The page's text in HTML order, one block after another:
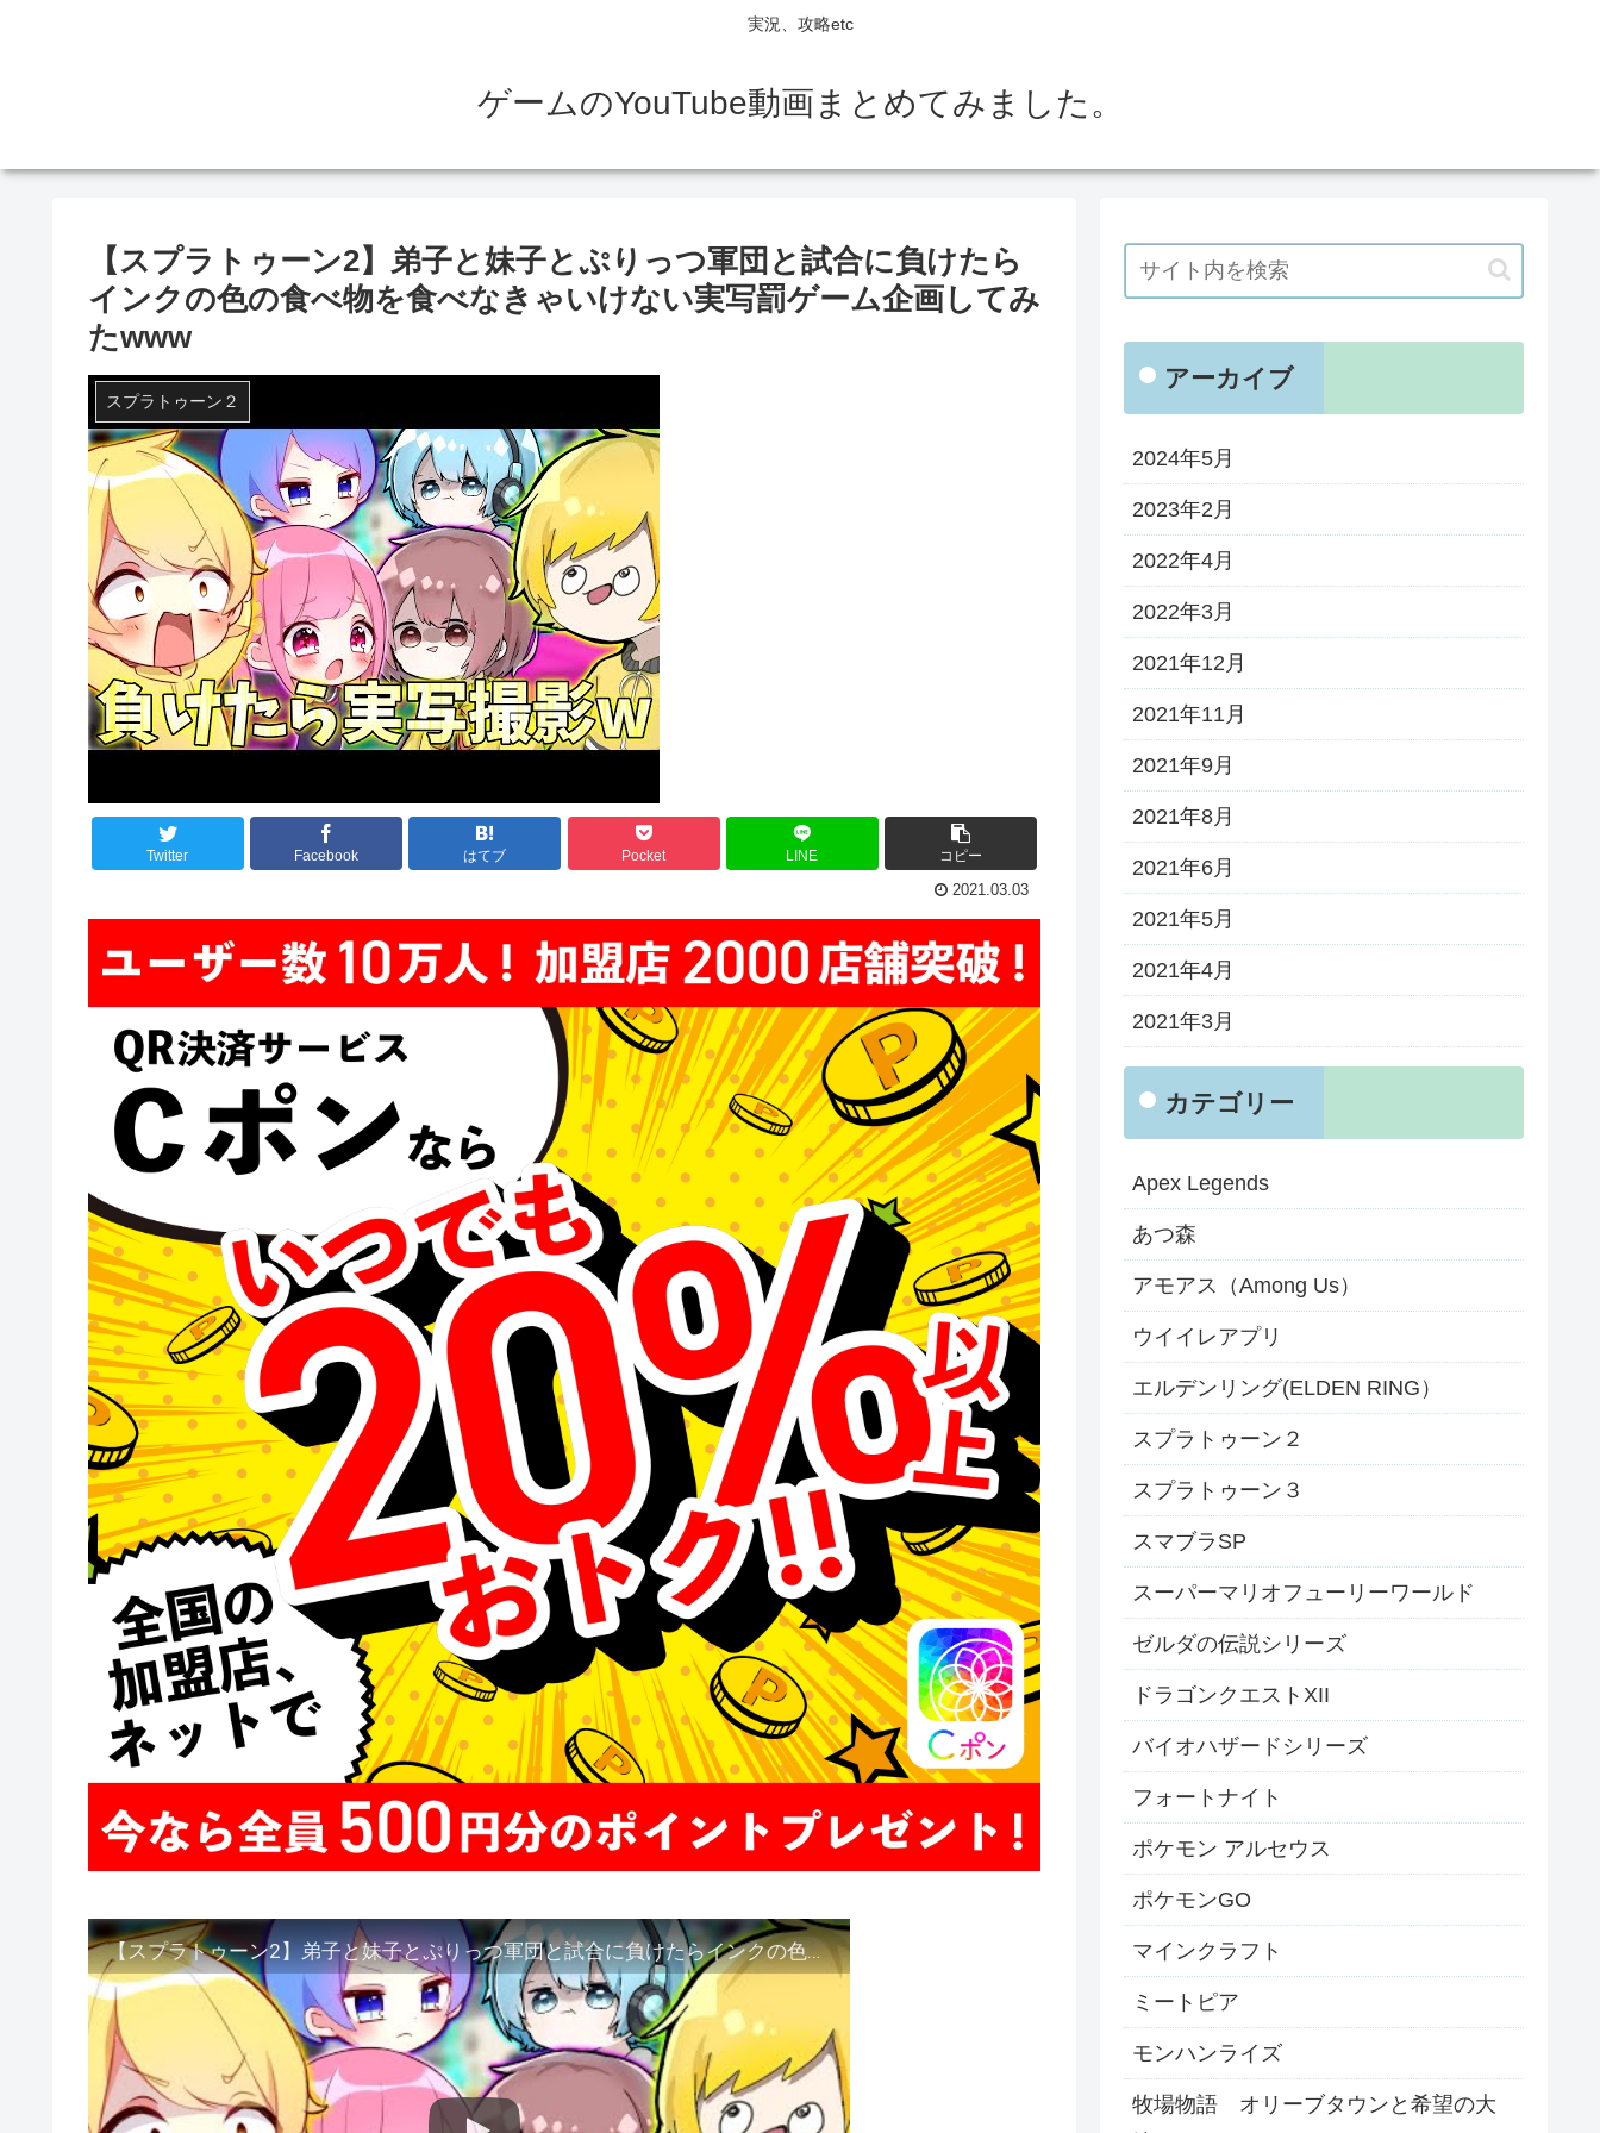
実況、攻略etc
ゲームのYouTube動画まとめてみました。
【スプラトゥーン2】弟子と妹子とぷりっつ軍団と試合に負けたら
インクの色の食べ物を食べなきゃいけない実写罰ゲーム企画してみ
たwww
スプラトゥーン２
Twitter Facebook はてブ Pocket LINE コピー
2021.03.03
【スプラトゥーン2】弟子と妹子とぷりっつ軍団と試合に負けたらインクの色の食べ物を食べなきゃいけない実写罰ゲーム企画してみたwww
アーカイブ
2024年5月
2023年2月
2022年4月
2022年3月
2021年12月
2021年11月
2021年9月
2021年8月
2021年6月
2021年5月
2021年4月
2021年3月
カテゴリー
Apex Legends
あつ森
アモアス（Among Us）
ウイイレアプリ
エルデンリング(ELDEN RING）
スプラトゥーン２
スプラトゥーン３
スマブラSP
スーパーマリオフューリーワールド
ゼルダの伝説シリーズ
ドラゴンクエストXII
バイオハザードシリーズ
フォートナイト
ポケモン アルセウス
ポケモンGO
マインクラフト
ミートピア
モンハンライズ
牧場物語 オリーブタウンと希望の大